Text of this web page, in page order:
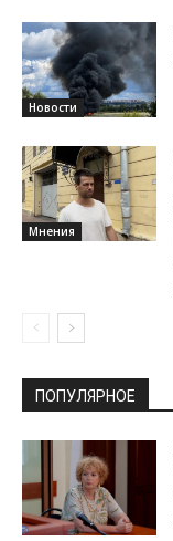
Новости
Мнения
ПОПУЛЯРНОЕ